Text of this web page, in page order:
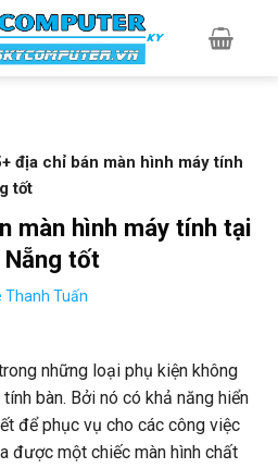
địa chỉ bán màn hình máy tính
tốt
màn hình máy tính tại
Nẵng tốt
Thanh Tuấn
những loại phụ kiện không
bàn. Bởi nó có khả năng hiển
để phục vụ cho các công việc
được một chiếc màn hình chất